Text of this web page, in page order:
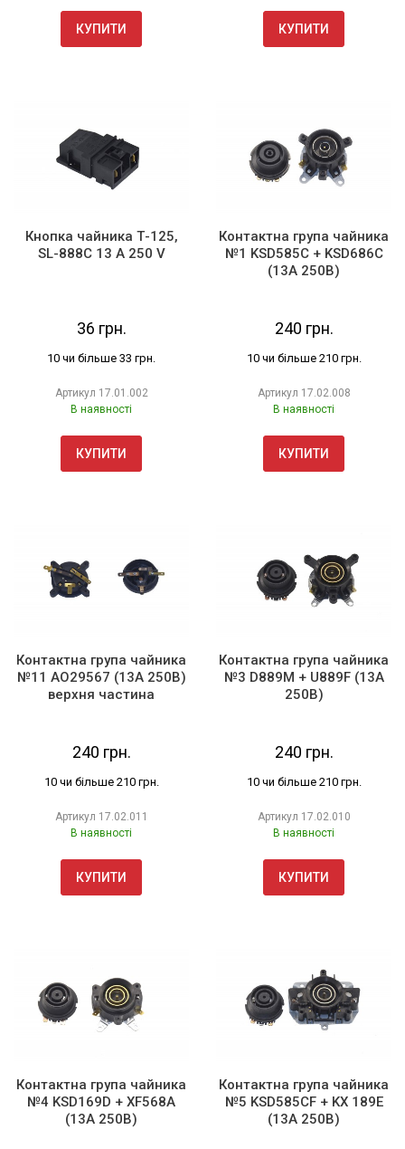
КУПИТИ КУПИТИ
Кнопка чайника Т-125,
SL-888C 13 A 250 V
36 грн.
10 чи більше 33 грн.
Артикул 17.01.002
В наявності
КУПИТИ
Контактна група чайника
№1 KSD585C + KSD686C
(13А 250В)
240 грн.
10 чи більше 210 грн.
Артикул 17.02.008
В наявності
КУПИТИ
Контактна група чайника
№11 АО29567 (13А 250В)
верхня частина
240 грн.
10 чи більше 210 грн.
Артикул 17.02.011
В наявності
КУПИТИ
Контактна група чайника
№3 D889M + U889F (13А
250В)
240 грн.
10 чи більше 210 грн.
Артикул 17.02.010
В наявності
КУПИТИ
Контактна група чайника
№4 KSD169D + XF568A
(13А 250В)
Контактна група чайника
№5 KSD585CF + KX 189E
(13А 250В)